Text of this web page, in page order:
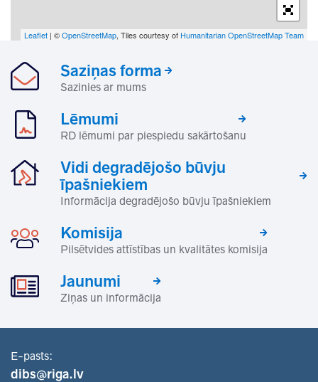
Leaflet | ©OpenStreetMap, Tiles courtesy of Humanitarian OpenStreetMap Team
Saziņas forma
Sazinies ar mums
Lēmumi
RD lēmumi par piespiedu sakārtošanu
Vidi degradējošo būvju
īpašniekiem
Informācija degradējošo būvju īpašniekiem
Komisija
Pilsētvides attīstības un kvalitātes komisija
Jaunumi
Ziņas un informācija
E-pasts:
dibs@riga.lv